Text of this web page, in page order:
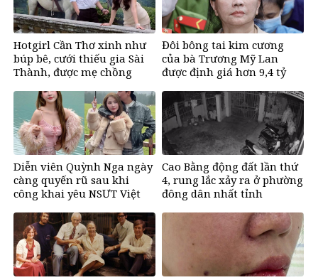
Hotgirl Cần Thơ xinh như
búp bê, cưới thiếu gia Sài
Thành, được mẹ chồng
Đôi bông tai kim cương
của bà Trương Mỹ Lan
được định giá hơn 9,4 tỷ
Diễn viên Quỳnh Nga ngày
càng quyến rũ sau khi
công khai yêu NSƯT Việt
Cao Bằng động đất lần thứ
4, rung lắc xảy ra ở phường
đông dân nhất tỉnh